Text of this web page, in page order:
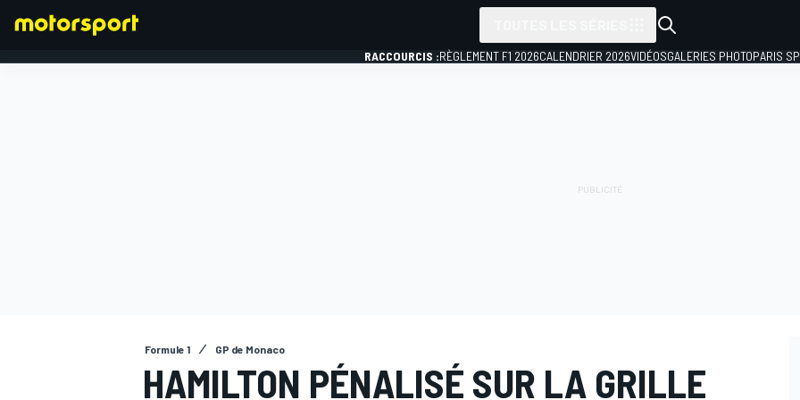
RACCOURCIS :RÈGLEMENT F1 2026CALENDRIER 2026VIDÉOSGALERIES PHOTOPARIS
Formule 1 GP de Monaco
HAMILTON PÉNALISÉ SUR LA GRILLE